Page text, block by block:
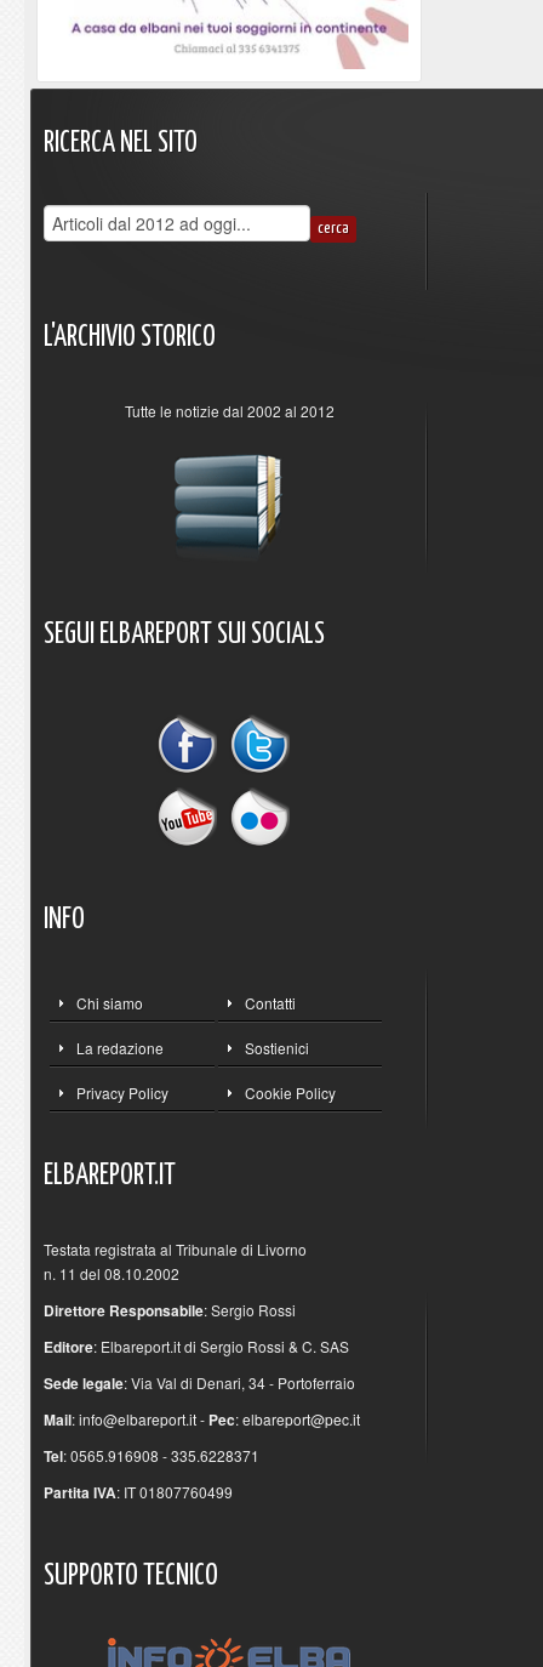
RICERCA NEL SITO
L'ARCHIVIO STORICO
Tutte le notizie dal 2002 al 2012
SEGUI ELBAREPORT SUI SOCIALS
INFO
Chi siamo Contatti
La redazione Sostienici
Privacy Policy Cookie Policy
ELBAREPORT.IT
Testata registrata al Tribunale di Livorno
n. 11 del 08.10.2002
Direttore Responsabile: Sergio Rossi
Editore: Elbareport.it di Sergio Rossi & C. SAS
Sede legale: Via Val di Denari, 34 - Portoferraio
Mail:info@elbareport.it- Pec:elbareport@pec.it
Tel: 0565.916908 - 335.6228371
Partita IVA: IT 01807760499
SUPPORTO TECNICO